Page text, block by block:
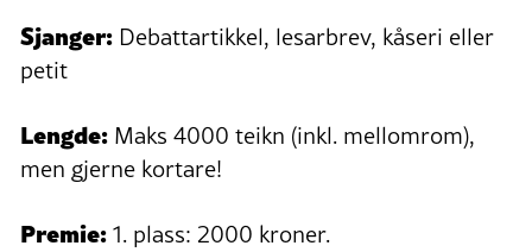
Sjanger: Debattartikkel, lesarbrev, kåseri eller
petit
Lengde: Maks 4000 teikn (inkl. mellomrom),
men gjerne kortare!
Premie:1. plass: 2000 kroner.